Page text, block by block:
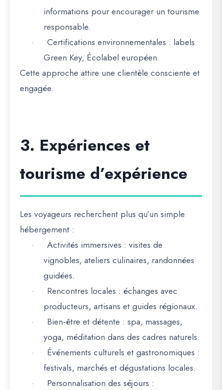
informations pour encourager un tourisme
responsable.
· Certifications environnementales : labels
Green Key, Écolabel européen.
Cette approche attire une clientèle consciente et
engagée.
3. Expériences et
tourisme d’expérience
Les voyageurs recherchent plus qu’un simple
hébergement :
· Activités immersives : visites de
vignobles, ateliers culinaires, randonnées
guidées.
· Rencontres locales : échanges avec
producteurs, artisans et guides régionaux.
· Bien-être et détente : spa, massages,
yoga, méditation dans des cadres naturels.
· Événements culturels et gastronomiques :
festivals, marchés et dégustations locales.
· Personnalisation des séjours :